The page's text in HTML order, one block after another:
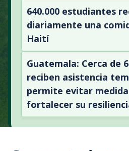
640.000 estudiantes
diariamente una
Haití
Guatemala: Cerca de
reciben asistencia
permite evitar
fortalecer su